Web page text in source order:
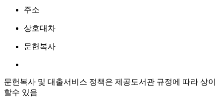
주소
상호대차
문헌복사
문헌복사 및 대출서비스 정책은 제공도서관 규정에 따라 상이
할수 있음